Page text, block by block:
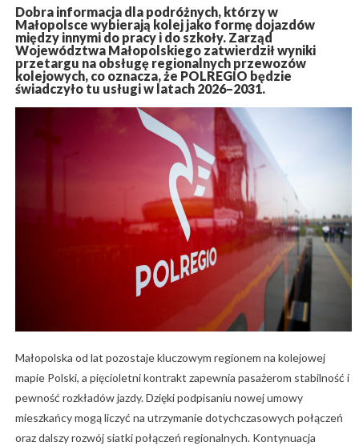
Dobra informacja dla podróżnych, którzy w
Małopolsce wybierają kolej jako formę dojazdów
między innymi do pracy i do szkoły. Zarząd
Województwa Małopolskiego zatwierdził wyniki
przetargu na obsługę regionalnych przewozów
kolejowych, co oznacza, że POLREGIO będzie
świadczyło tu usługi w latach 2026–2031.
Małopolska od lat pozostaje kluczowym regionem na kolejowej
mapie Polski, a pięcioletni kontrakt zapewnia pasażerom stabilność i
pewność rozkładów jazdy. Dzięki podpisaniu nowej umowy
mieszkańcy mogą liczyć na utrzymanie dotychczasowych połączeń
oraz dalszy rozwój siatki połączeń regionalnych. Kontynuacja